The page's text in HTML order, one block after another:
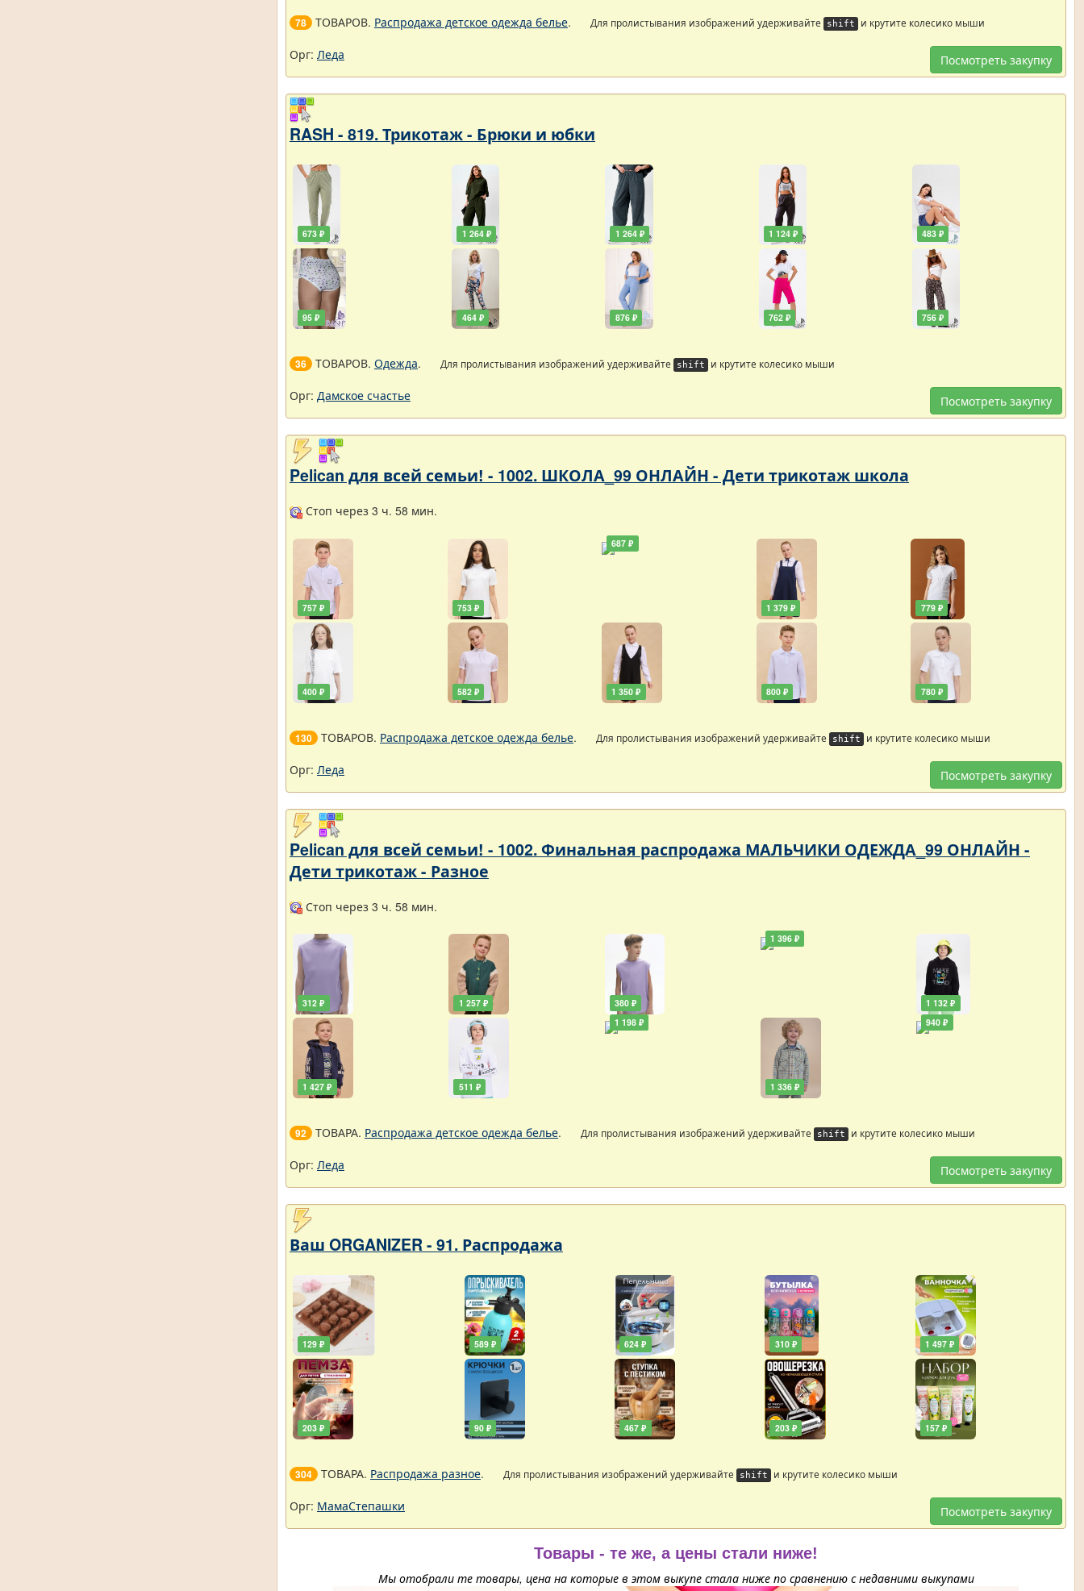
78 ТОВАРОВ. Распродажа детское одежда белье. Для пролистывания изображений удерживайте shift и крутите колесико мыши
Посмотреть закупку
Орг: Леда
RASH - 819. Трикотаж - Брюки и юбки
673 ₽
95 ₽
1 264 ₽
464 ₽
1 264 ₽
876 ₽
1 124 ₽
762 ₽
483 ₽
756 ₽
36 ТОВАРОВ. Одежда. Для пролистывания изображений удерживайте shift и крутите колесико мыши
Посмотреть закупку
Орг: Дамское счастье
Pelican для всей семьи! - 1002. ШКОЛА_99 ОНЛАЙН - Дети трикотаж школа
Стоп через 3 ч. 58 мин.
757 ₽
400 ₽
753 ₽
582 ₽
687 ₽
1 350 ₽
1 379 ₽
800 ₽
779 ₽
780 ₽
130 ТОВАРОВ. Распродажа детское одежда белье. Для пролистывания изображений удерживайте shift и крутите колесико мыши
Посмотреть закупку
Орг: Леда
Pelican для всей семьи! - 1002. Финальная распродажа МАЛЬЧИКИ ОДЕЖДА_99 ОНЛАЙН -
Дети трикотаж - Разное
Стоп через 3 ч. 58 мин.
312 ₽
1 427 ₽
1 257 ₽
511 ₽
380 ₽
1 198 ₽
1 396 ₽
1 336 ₽
1 132 ₽
940 ₽
92 ТОВАРА. Распродажа детское одежда белье. Для пролистывания изображений удерживайте shift и крутите колесико мыши
Посмотреть закупку
Орг: Леда
Ваш ORGANIZER - 91. Распродажа
129 ₽
203 ₽
589 ₽
90 ₽
624 ₽
467 ₽
310 ₽
203 ₽
1 497 ₽
157 ₽
304 ТОВАРА. Распродажа разное. Для пролистывания изображений удерживайте shift и крутите колесико мыши
Посмотреть закупку
Орг: МамаСтепашки
Товары - те же, а цены стали ниже!
Мы отобрали те товары, цена на которые в этом выкупе стала ниже по сравнению с недавними выкупами